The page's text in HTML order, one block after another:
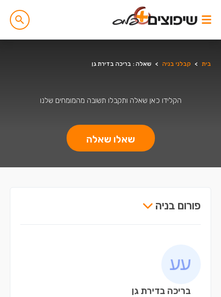
בית > קבלני בניה > שאלה : בריכה בדירת גן
הקלידו כאן שאלה ותקבלו תשובה מהמומחים שלנו
שאלו שאלה
פורום בניה
בריכה בדירת גן